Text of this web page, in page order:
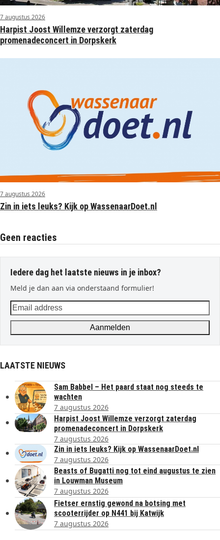
7 augustus 2026
Harpist Joost Willemze verzorgt zaterdag
promenadeconcert in Dorpskerk
7 augustus 2026
Zin in iets leuks? Kijk op WassenaarDoet.nl
Geen reacties
Iedere dag het laatste nieuws in je inbox?
Meld je dan aan via onderstaand formulier!
Email
address
Aanmelden
LAATSTE NIEUWS
Sam Babbel – Het paard staat nog steeds te
wachten
7 augustus 2026
Harpist Joost Willemze verzorgt zaterdag
promenadeconcert in Dorpskerk
7 augustus 2026
Zin in iets leuks? Kijk op WassenaarDoet.nl
7 augustus 2026
Beasts of Bugatti nog tot eind augustus te zien
in Louwman Museum
7 augustus 2026
Fietser ernstig gewond na botsing met
scooterrijder op N441 bij Katwijk
7 augustus 2026